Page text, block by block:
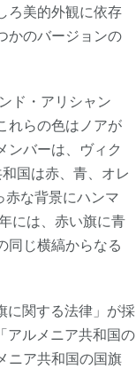
ろ美的外観に依存
かのバージョンの
ド・アリシャン
れらの色はノアが
ンバーは、ヴィク
国は赤、青、オレ
な背景にハンマ
には、赤い旗に青
同じ横縞からなる
に関する法律」が採
アルメニア共和国の
ニア共和国の国旗